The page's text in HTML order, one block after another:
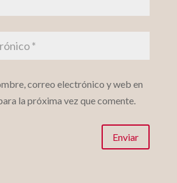
correo electrónico y web en
la próxima vez que comente.
Enviar